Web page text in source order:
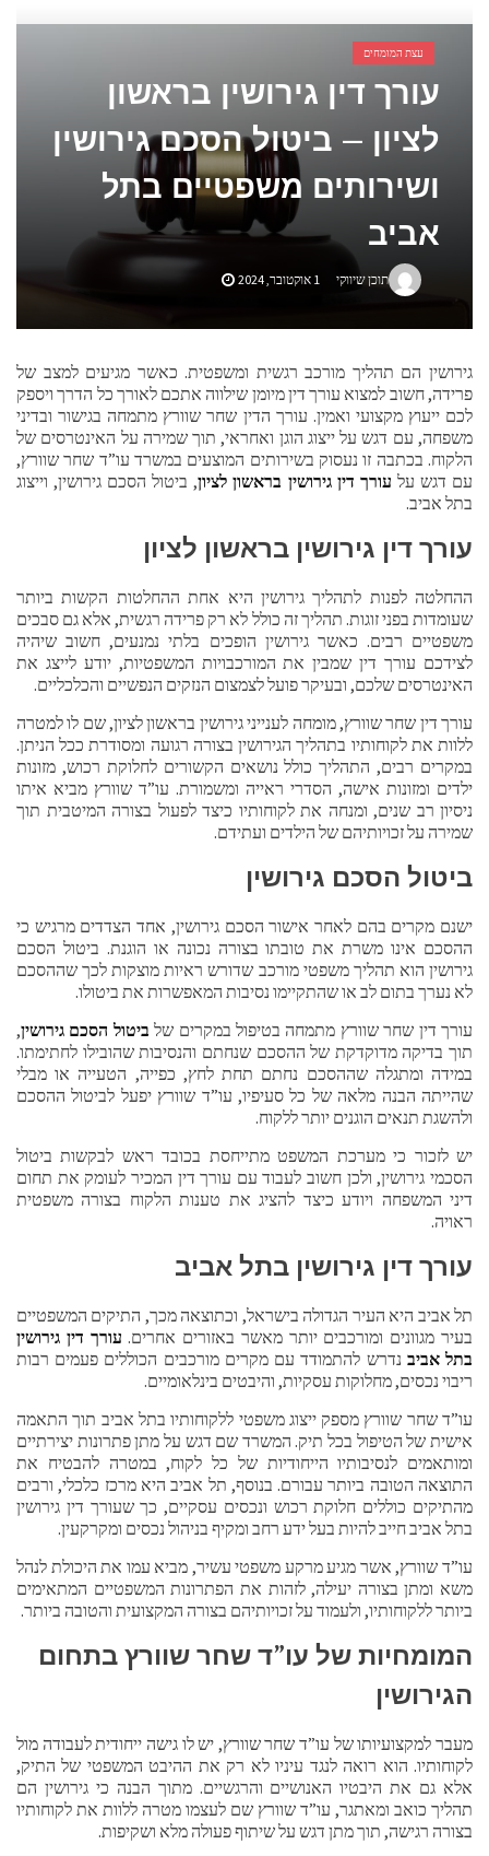
אביזרים ומתנות לגבר שאוהב להיות בשטח
אשפוז פסיכיאטרי ביתי: הגישה הדיסקרטית שמשנה את כללי המשחק בבריאות הנפש
עצת המומחים
עורך דין גירושין בראשון
לציון – ביטול הסכם גירושין
ושירותים משפטיים בתל
אביב
תוכן שיווקי 1 אוקטובר, 2024
גירושין הם תהליך מורכב רגשית ומשפטית. כאשר מגיעים למצב של
פרידה, חשוב למצוא עורך דין מיומן שילווה אתכם לאורך כל הדרך ויספק
לכם ייעוץ מקצועי ואמין. עורך הדין שחר שוורץ מתמחה בגישור ובדיני
משפחה, עם דגש על ייצוג הוגן ואחראי, תוך שמירה על האינטרסים של
הלקוח. בכתבה זו נעסוק בשירותים המוצעים במשרד עו”ד שחר שוורץ,
עם דגש על עורך דין גירושין בראשון לציון, ביטול הסכם גירושין, וייצוג
בתל אביב.
עורך דין גירושין בראשון לציון
ההחלטה לפנות לתהליך גירושין היא אחת ההחלטות הקשות ביותר
שעומדות בפני זוגות. תהליך זה כולל לא רק פרידה רגשית, אלא גם סבכים
משפטיים רבים. כאשר גירושין הופכים בלתי נמנעים, חשוב שיהיה
לצידכם עורך דין שמבין את המורכבויות המשפטיות, יודע לייצג את
האינטרסים שלכם, ובעיקר פועל לצמצום הנזקים הנפשיים והכלכליים.
עורך דין שחר שוורץ, מומחה לענייני גירושין בראשון לציון, שם לו למטרה
ללוות את לקוחותיו בתהליך הגירושין בצורה רגועה ומסודרת ככל הניתן.
במקרים רבים, התהליך כולל נושאים הקשורים לחלוקת רכוש, מזונות
ילדים ומזונות אישה, הסדרי ראייה ומשמורת. עו”ד שוורץ מביא איתו
ניסיון רב שנים, ומנחה את לקוחותיו כיצד לפעול בצורה המיטבית תוך
שמירה על זכויותיהם של הילדים ועתידם.
ביטול הסכם גירושין
ישנם מקרים בהם לאחר אישור הסכם גירושין, אחד הצדדים מרגיש כי
ההסכם אינו משרת את טובתו בצורה נכונה או הוגנת. ביטול הסכם
גירושין הוא תהליך משפטי מורכב שדורש ראיות מוצקות לכך שההסכם
לא נערך בתום לב או שהתקיימו נסיבות המאפשרות את ביטולו.
עורך דין שחר שוורץ מתמחה בטיפול במקרים של ביטול הסכם גירושין,
תוך בדיקה מדוקדקת של ההסכם שנחתם והנסיבות שהובילו לחתימתו.
במידה ומתגלה שההסכם נחתם תחת לחץ, כפייה, הטעייה או מבלי
שהייתה הבנה מלאה של כל סעיפיו, עו”ד שוורץ יפעל לביטול ההסכם
ולהשגת תנאים הוגנים יותר ללקוח.
יש לזכור כי מערכת המשפט מתייחסת בכובד ראש לבקשות ביטול
הסכמי גירושין, ולכן חשוב לעבוד עם עורך דין המכיר לעומק את תחום
דיני המשפחה ויודע כיצד להציג את טענות הלקוח בצורה משפטית
ראויה.
עורך דין גירושין בתל אביב
תל אביב היא העיר הגדולה בישראל, וכתוצאה מכך, התיקים המשפטיים
בעיר מגוונים ומורכבים יותר מאשר באזורים אחרים. עורך דין גירושין
בתל אביב נדרש להתמודד עם מקרים מורכבים הכוללים פעמים רבות
ריבוי נכסים, מחלוקות עסקיות, והיבטים בינלאומיים.
עו”ד שחר שוורץ מספק ייצוג משפטי ללקוחותיו בתל אביב תוך התאמה
אישית של הטיפול בכל תיק. המשרד שם דגש על מתן פתרונות יצירתיים
ומותאמים לנסיבותיו הייחודיות של כל לקוח, במטרה להבטיח את
התוצאה הטובה ביותר עבורם. בנוסף, תל אביב היא מרכז כלכלי, ורבים
מהתיקים כוללים חלוקת רכוש ונכסים עסקיים, כך שעורך דין גירושין
בתל אביב חייב להיות בעל ידע רחב ומקיף בניהול נכסים ומקרקעין.
עו”ד שוורץ, אשר מגיע מרקע משפטי עשיר, מביא עמו את היכולת לנהל
משא ומתן בצורה יעילה, לזהות את הפתרונות המשפטיים המתאימים
ביותר ללקוחותיו, ולעמוד על זכויותיהם בצורה המקצועית והטובה ביותר.
המומחיות של עו”ד שחר שוורץ בתחום
הגירושין
מעבר למקצועיותו של עו”ד שחר שוורץ, יש לו גישה ייחודית לעבודה מול
לקוחותיו. הוא רואה לנגד עיניו לא רק את ההיבט המשפטי של התיק,
אלא גם את היבטיו האנושיים והרגשיים. מתוך הבנה כי גירושין הם
תהליך כואב ומאתגר, עו”ד שוורץ שם לעצמו מטרה ללוות את לקוחותיו
בצורה רגישה, תוך מתן דגש על שיתוף פעולה מלא ושקיפות.